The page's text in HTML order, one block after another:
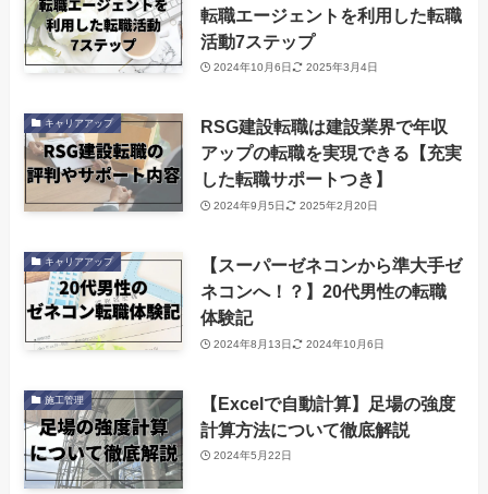
転職エージェントを利用した転職
活動7ステップ
2024年10月6日 2025年3月4日
キャリアアップ
RSG建設転職は建設業界で年収
アップの転職を実現できる【充実
した転職サポートつき】
2024年9月5日 2025年2月20日
キャリアアップ
【スーパーゼネコンから準大手ゼ
ネコンへ！？】20代男性の転職
体験記
2024年8月13日 2024年10月6日
施工管理
【Excelで自動計算】足場の強度
計算方法について徹底解説
2024年5月22日